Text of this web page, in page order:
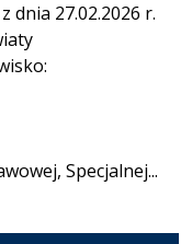
dnia 27.02.2026 r.
Specjalnej...